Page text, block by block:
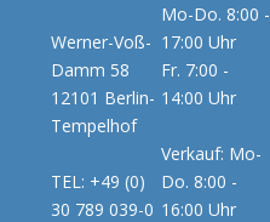
Werner-Voß-
Damm 58
12101 Berlin-
Tempelhof
TEL: +49 (0)
30 789 039-0
Mo-Do. 8:00 -
17:00 Uhr
Fr. 7:00 -
14:00 Uhr
Verkauf: Mo-
Do. 8:00 -
16:00 Uhr